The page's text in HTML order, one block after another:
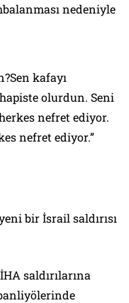
nedeniyle
kafayı
olurdun. Seni
nefret ediyor.
nefret ediyor.”
bir İsrail saldırısı
saldırılarına